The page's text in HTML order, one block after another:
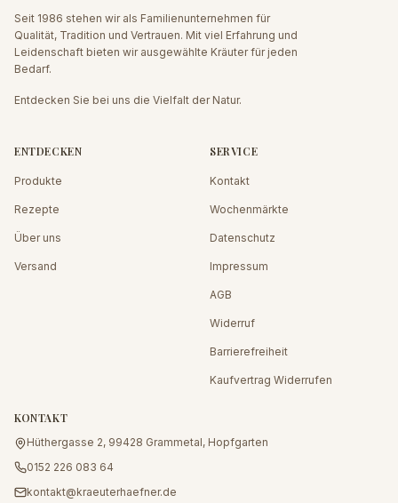
Seit 1986 stehen wir als Familienunternehmen für
Qualität, Tradition und Vertrauen. Mit viel Erfahrung und
Leidenschaft bieten wir ausgewählte Kräuter für jeden
Bedarf.
Entdecken Sie bei uns die Vielfalt der Natur.
ENTDECKEN
Produkte
Rezepte
Über uns
Versand
SERVICE
Kontakt
Wochenmärkte
Datenschutz
Impressum
AGB
Widerruf
Barrierefreiheit
Kaufvertrag Widerrufen
KONTAKT
Hüthergasse 2, 99428 Grammetal, Hopfgarten
0152 226 083 64
kontakt@kraeuterhaefner.de